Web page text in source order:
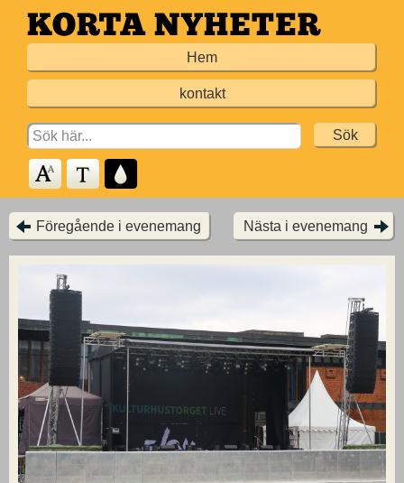
Hoppa
till
Hem
kontakt
Search
for:
Föregående i evenemang Nästa i evenemang